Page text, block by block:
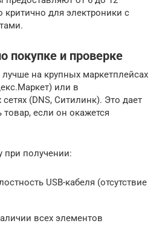
критично для электроники с
покупке и проверке
на крупных маркетплейсах
или в
(DNS, Ситилинк). Это дает
если он окажется
при получении:
USB-кабеля (отсутствие
всех элементов